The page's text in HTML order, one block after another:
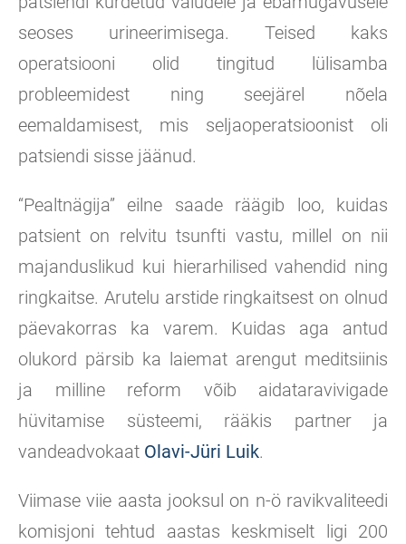
seoses urineerimisega. Teised kaks
operatsiooni olid tingitud lülisamba
probleemidest ning seejärel nõela
eemaldamisest, mis seljaoperatsioonist oli
patsiendi sisse jäänud.
“Pealtnägija” eilne saade räägib loo, kuidas
patsient on relvitu tsunfti vastu, millel on nii
majanduslikud kui hierarhilised vahendid ning
ringkaitse. Arutelu arstide ringkaitsest on olnud
päevakorras ka varem. Kuidas aga antud
olukord pärsib ka laiemat arengut meditsiinis
ja milline reform võib aidataravivigade
hüvitamise süsteemi, rääkis partner ja
vandeadvokaat Olavi-Jüri Luik.
Viimase viie aasta jooksul on n-ö ravikvaliteedi
komisjoni tehtud aastas keskmiselt ligi 200